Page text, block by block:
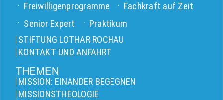
Freiwilligenprogramme
Fachkraft auf Zeit
Senior Expert
Praktikum
STIFTUNG LOTHAR ROCHAU
KONTAKT UND ANFAHRT
THEMEN
MISSION: EINANDER BEGEGNEN
MISSIONSTHEOLOGIE